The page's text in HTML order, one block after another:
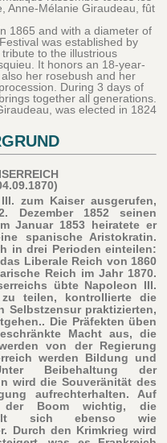
Anne-Mélanie Giraudeau, fût
1865 and with a diameter of
was established by
to the illustrious
It honors an 18-year-
her rosebush and her
During 3 days of
together all generations.
was elected in 1824
zum Kaiser ausgerufen,
Dezember 1852 seinen
Januar 1853 heiratete er
spanische Aristokratin.
in drei Perioden einteilen:
Liberale Reich von 1860
Reich im Jahr 1870.
übte Napoleon III.
teilen, kontrollierte die
Selbstzensur praktizierten,
Die Präfekten üben
Macht aus, die
von der Regierung
werden Bildung und
Beibehaltung der
wird die Souveränität des
aufrechterhalten. Auf
der Boom wichtig, die
sich ebenso wie
Durch den Krimkrieg wird